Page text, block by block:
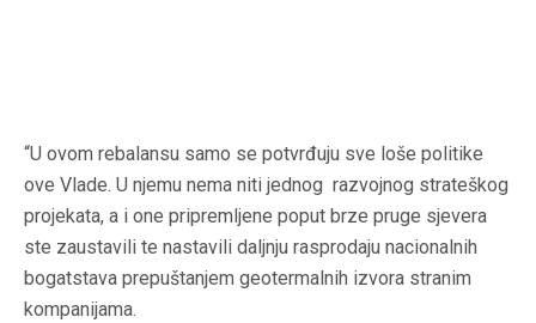
“U ovom rebalansu samo se potvrđuju sve loše politike
ove Vlade. U njemu nema niti jednog razvojnog strateškog
projekata, a i one pripremljene poput brze pruge sjevera
ste zaustavili te nastavili daljnju rasprodaju nacionalnih
bogatstava prepuštanjem geotermalnih izvora stranim
kompanijama.